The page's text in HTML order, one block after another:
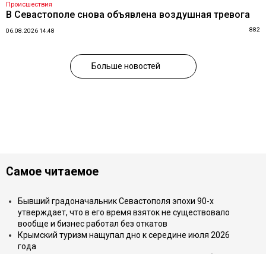
Происшествия
В Севастополе снова объявлена воздушная тревога
06.08.2026 14:48 882
Больше новостей
Самое читаемое
Бывший градоначальник Севастополя эпохи 90-х
утверждает, что в его время взяток не существовало
вообще и бизнес работал без откатов
Крымский туризм нащупал дно к середине июля 2026
года